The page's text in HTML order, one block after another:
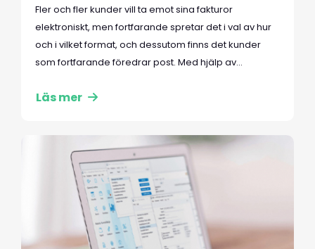
Fler och fler kunder vill ta emot sina fakturor
elektroniskt, men fortfarande spretar det i val av hur
och i vilket format, och dessutom finns det kunder
som fortfarande föredrar post. Med hjälp av...
Läs mer